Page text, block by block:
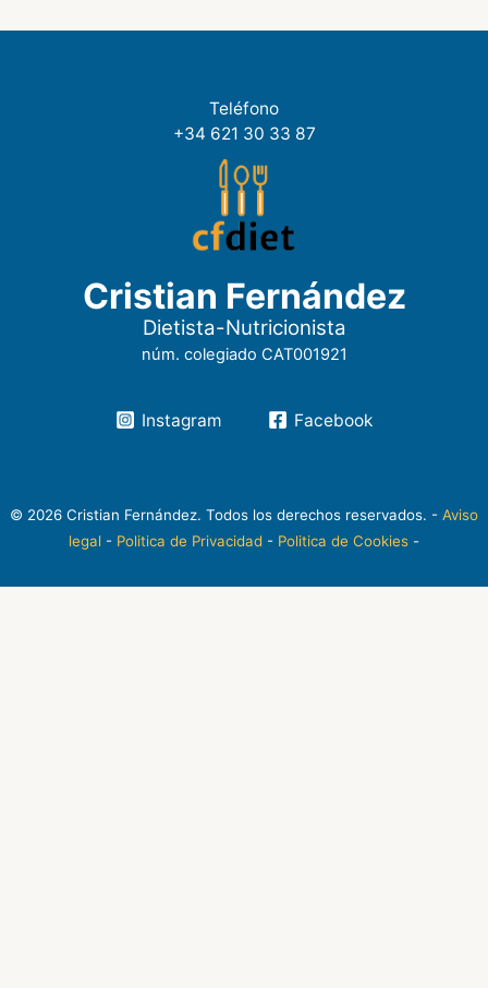
Teléfono
+34 621 30 33 87
Cristian Fernández
Dietista-Nutricionista
núm. colegiado CAT001921
Instagram Facebook
© 2026 Cristian Fernández. Todos los derechos reservados. - Aviso
legal - Politica de Privacidad - Politica de Cookies -